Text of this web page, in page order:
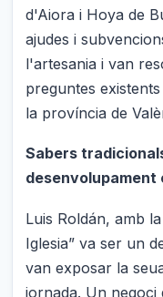
d'Aiora i Hoya de
ajudes i
l'artesania i van
preguntes
la província de
Sabers
desenvolupament
Luis Roldán, amb
Iglesia” va ser un
van exposar la
jornada. Un